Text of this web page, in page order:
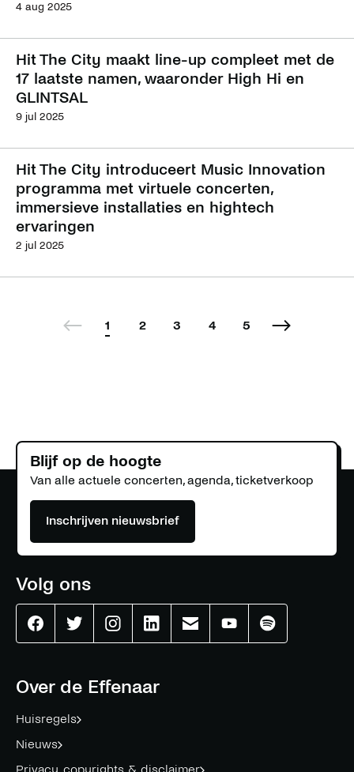
4 aug 2025
Hit The City maakt line-up compleet met de
17 laatste namen, waaronder High Hi en
GLINTSAL
9 jul 2025
Hit The City introduceert Music Innovation
programma met virtuele concerten,
immersieve installaties en hightech
ervaringen
2 jul 2025
Vorige
1 2 3 4 5
Volgende
Over de Effenaar
Huisregels
Nieuws
Privacy, copyrights & disclaimer
Blijf op de hoogte
Van alle actuele concerten, agenda, ticketverkoop
Inschrijven nieuwsbrief
Volg ons
EffenaarEffenaarEffenaarEffenaarEffenaarEffenaarEffenaar